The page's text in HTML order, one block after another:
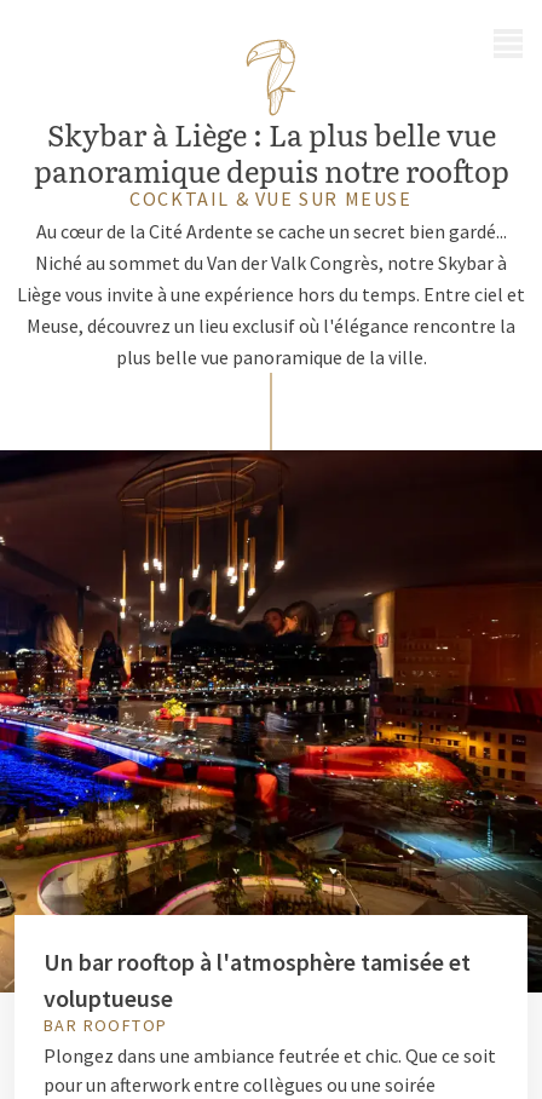
Skybar à Liège : La plus belle vue
panoramique depuis notre rooftop
COCKTAIL & VUE SUR MEUSE
Au cœur de la Cité Ardente se cache un secret bien gardé...
Niché au sommet du Van der Valk Congrès, notre Skybar à
Liège vous invite à une expérience hors du temps. Entre ciel et
Meuse, découvrez un lieu exclusif où l'élégance rencontre la
plus belle vue panoramique de la ville.
Un bar rooftop à l'atmosphère tamisée et
voluptueuse
BAR ROOFTOP
Plongez dans une ambiance feutrée et chic. Que ce soit
pour un afterwork entre collègues ou une soirée